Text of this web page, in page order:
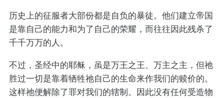
历史上的征服者大部份都是自负的暴徒。他们建立帝国
是靠自己的能力和为了自己的荣耀，而往往因此残杀了
千千万万的人。
不过，圣经中的耶稣，虽是万王之王、万主之主，但祂
胜过一切是靠着牺牲祂自己的生命来作我们的赎价的。
这样祂便解除了罪对我们的辖制。因此没有任何受造物